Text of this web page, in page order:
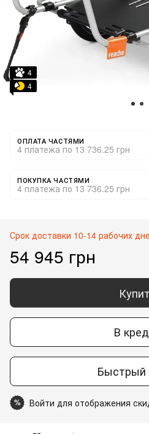
4
4
ОПЛАТА ЧАСТЯМИ
4 платежа по 13 736.25 грн
ПОКУПКА ЧАСТЯМИ
4 платежа по 13 736.25 грн
Срок доставки 10-14 рабочих
54 945 грн
В
Быстрый
% Войти для отображения